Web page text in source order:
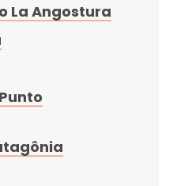
La Angostura